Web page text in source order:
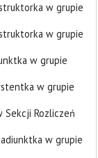
w grupie
w grupie
w grupie
w grupie
Sekcji Rozliczeń
w grupie